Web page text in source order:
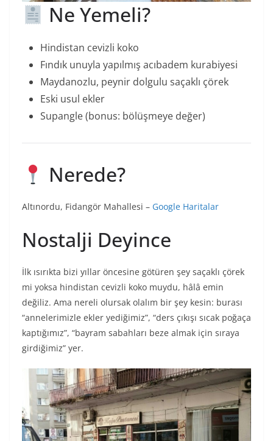
Ne Yemeli?
Hindistan cevizli koko
Fındık unuyla yapılmış acıbadem kurabiyesi
Maydanozlu, peynir dolgulu saçaklı çörek
Eski usul ekler
Supangle (bonus: bölüşmeye değer)
Nerede?
Altınordu, Fidangör Mahallesi – Google Haritalar
Nostalji Deyince
İlk ısırıkta bizi yıllar öncesine götüren şey saçaklı çörek
mi yoksa hindistan cevizli koko muydu, hâlâ emin
değiliz. Ama nereli olursak olalım bir şey kesin: burası
“annelerimizle ekler yediğimiz”, “ders çıkışı sıcak poğaça
kaptığımız”, “bayram sabahları beze almak için sıraya
girdiğimiz” yer.